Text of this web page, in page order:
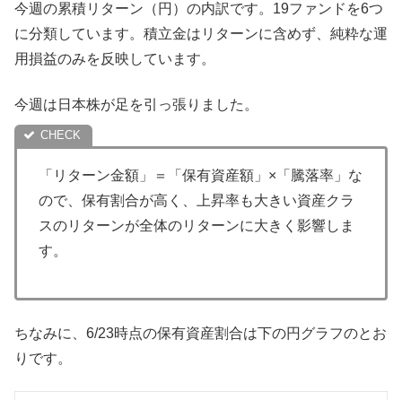
今週の累積リターン（円）の内訳です。19ファンドを6つ
に分類しています。積立金はリターンに含めず、純粋な運
用損益のみを反映しています。
今週は日本株が足を引っ張りました。
「リターン金額」＝「保有資産額」×「騰落率」な
ので、保有割合が高く、上昇率も大きい資産クラ
スのリターンが全体のリターンに大きく影響しま
す。
ちなみに、6/23時点の保有資産割合は下の円グラフのとお
りです。